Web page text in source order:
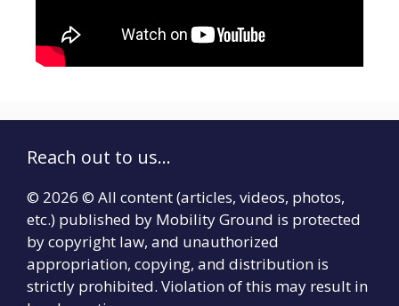
Reach out to us...
© 2026 © All content (articles, videos, photos,
etc.) published by Mobility Ground is protected
by copyright law, and unauthorized
appropriation, copying, and distribution is
strictly prohibited. Violation of this may result in